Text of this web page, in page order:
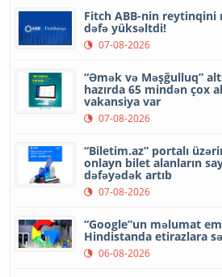
Fitch ABB-nin reytinqini
dəfə yüksəltdi!
07-08-2026
“Əmək və Məşğulluq”
hazırda 65 mindən çox
vakansiya var
07-08-2026
“Biletim.az” portalı
onlayn bilet alanların
dəfəyədək artıb
07-08-2026
“Google”un məlumat
Hindistanda etirazlara
06-08-2026